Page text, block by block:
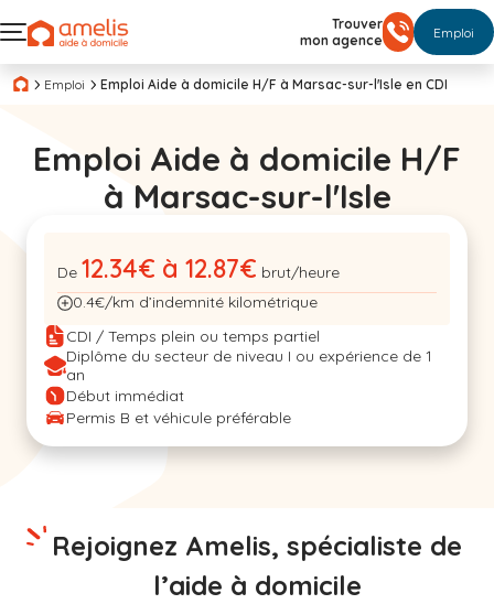
Trouver
mon agence
Emploi
Emploi Emploi Aide à domicile H/F à Marsac-sur-l'Isle en CDI
Emploi Aide à domicile H/F
à Marsac-sur-l'Isle
De 12.34€ à 12.87€ brut/heure
0.4€/km d’indemnité kilométrique
CDI / Temps plein ou temps partiel
Diplôme du secteur de niveau I ou expérience de 1
an
Début immédiat
Permis B et véhicule préférable
Rejoignez Amelis, spécialiste de
l’aide à domicile